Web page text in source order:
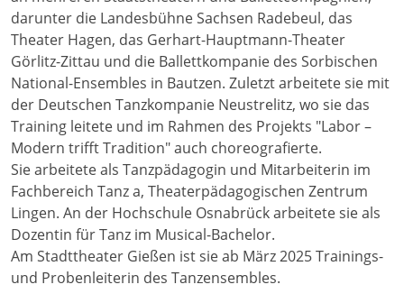
darunter die Landesbühne Sachsen Radebeul, das
Theater Hagen, das Gerhart-Hauptmann-Theater
Görlitz-Zittau und die Ballettkompanie des Sorbischen
National-Ensembles in Bautzen. Zuletzt arbeitete sie mit
der Deutschen Tanzkompanie Neustrelitz, wo sie das
Training leitete und im Rahmen des Projekts "Labor –
Modern trifft Tradition" auch choreografierte.
Sie arbeitete als Tanzpädagogin und Mitarbeiterin im
Fachbereich Tanz a, Theaterpädagogischen Zentrum
Lingen. An der Hochschule Osnabrück arbeitete sie als
Dozentin für Tanz im Musical-Bachelor.
Am Stadttheater Gießen ist sie ab März 2025 Trainings-
und Probenleiterin des Tanzensembles.